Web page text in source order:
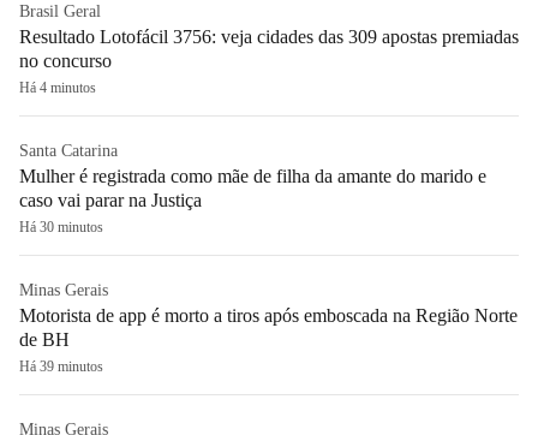
Brasil Geral
Resultado Lotofácil 3756: veja cidades das 309 apostas premiadas
no concurso
Há 4 minutos
Santa Catarina
Mulher é registrada como mãe de filha da amante do marido e
caso vai parar na Justiça
Há 30 minutos
Minas Gerais
Motorista de app é morto a tiros após emboscada na Região Norte
de BH
Há 39 minutos
Minas Gerais